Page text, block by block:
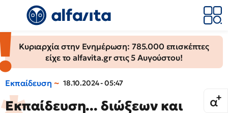
Κυριαρχία στην Ενημέρωση: 785.000 επισκέπτες
είχε το alfavita.gr στις 5 Αυγούστου!
Εκπαίδευση 18.10.2024 - 05:47
Εκπαίδευση... διώξεων και